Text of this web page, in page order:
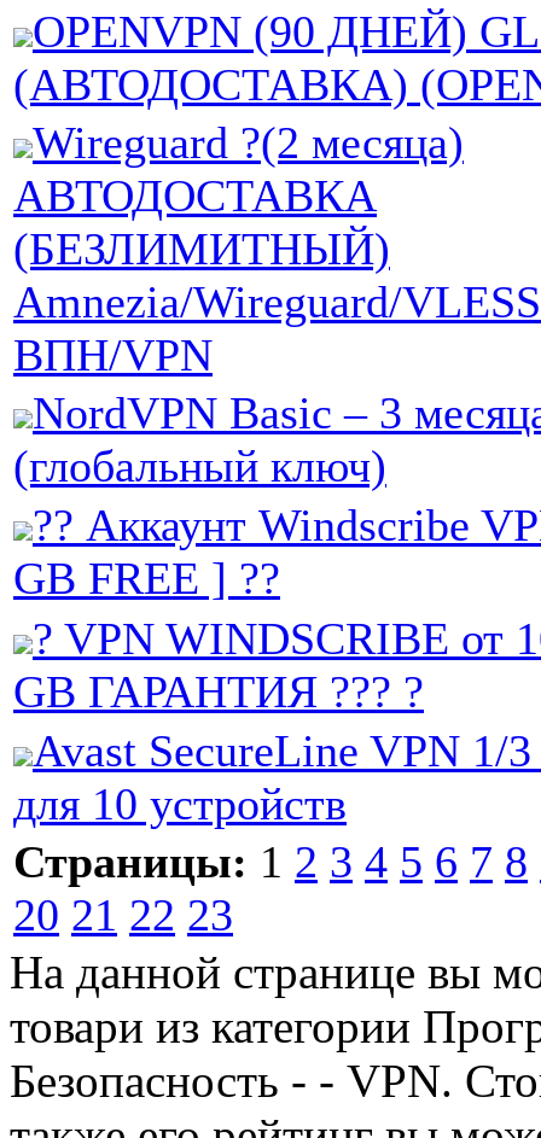
OPENVPN (90 ДНЕЙ)
(АВТОДОСТАВКА)
Wireguard ?(2 месяца)
АВТОДОСТАВКА
(БЕЗЛИМИТНЫЙ)
Amnezia/Wireguard/
ВПН/VPN
NordVPN Basic – 3
(глобальный ключ)
?? Аккаунт Windscribe
GB FREE ] ??
? VPN WINDSCRIBE от
GB ГАРАНТИЯ ??? ?
Avast SecureLine VPN 1/
для 10 устройств
Страницы: 1 2 3 4 5 6 7 8
20 21 22 23
На данной странице вы
товари из категории
Безопасность - - VPN.